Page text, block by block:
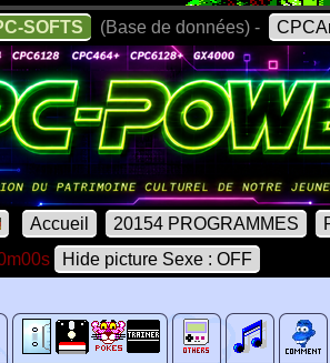
SOFTS (Base de données) -
Accueil 20154 PROGRAMMES
Hide picture Sexe : OFF